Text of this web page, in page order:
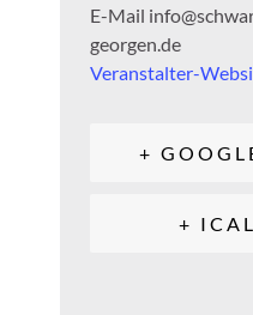
E-Mail
georgen.de
Veranstalter-
+
+